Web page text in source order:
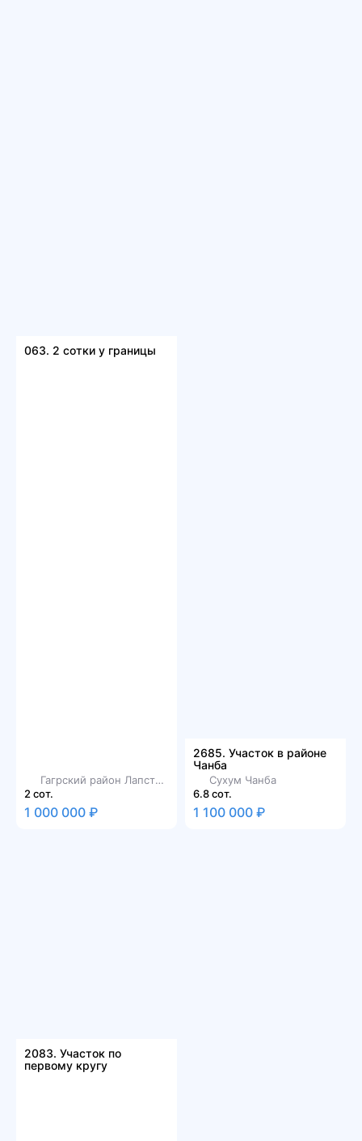
063. 2 сотки у границы
Гагрский район Лапстарха
2 сот.
1 000 000 ₽
2685. Участок в районе
Чанба
Сухум Чанба
6.8 сот.
1 100 000 ₽
2083. Участок по
первому кругу